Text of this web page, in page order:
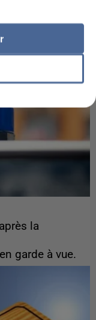
la
garde à vue.